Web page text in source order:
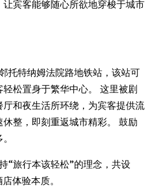
宾客能够随心所欲地穿梭于城市
特纳姆法院路地铁站，该站可
松置身于繁华中心。 这里被剧
和夜生活所环绕，为宾客提供流
整，即刻重返城市精彩。 鼓励
旅行本该轻松”的理念，共设
体验本质。